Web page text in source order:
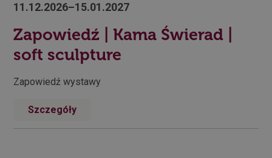
11.12.2026–15.01.2027
Zapowiedź | Kama Świerad |
soft sculpture
Zapowiedź wystawy
Szczegóły